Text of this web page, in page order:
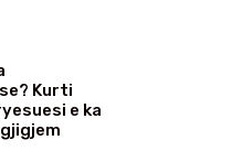
Kurti
e ka